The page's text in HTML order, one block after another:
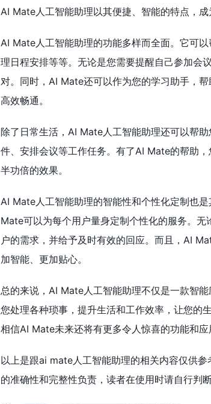
AI Mate人工智能助理以其便捷、智能的特点，成
AI Mate人工智能助理的功能多样而全面。它可
理日程安排等等。无论是您需要提醒自己参加会
对。同时，AI Mate还可以作为您的学习助手，
高效畅通。
除了日常生活，AI Mate人工智能助理还可以帮
件、安排会议等工作任务。有了AI Mate的帮助
半功倍的效果。
AI Mate人工智能助理的智能性和个性化定制也
Mate可以为每个用户量身定制个性化的服务。
户的需求，并给予及时有效的回应。而且，AI
加智能、更加贴心。
总的来说，AI Mate人工智能助理不仅是一款智
您处理各种琐事，提升生活和工作效率，让您的
相信AI Mate未来还将有更多令人惊喜的功能和
以上是跟ai mate人工智能助理的相关内容仅供
的准确性和完整性负责，读者在使用时请自行判断